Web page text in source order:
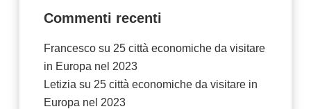
Commenti recenti
Francescosu 25 città economiche da visitare
in Europa nel 2023
Letizia su 25 città economiche da visitare in
Europa nel 2023